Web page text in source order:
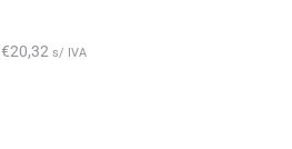
€20,32 s/ IVA